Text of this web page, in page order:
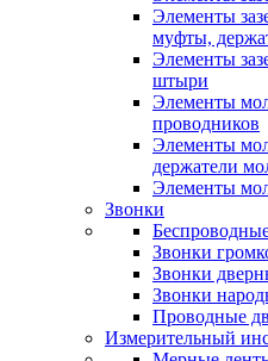
Элементы
муфты,
Элементы
штыри
Элементы
проводников
Элементы
держатели
Элементы
Звонки
Звонки
Звонки
Звонки
Проводные
Измерительный